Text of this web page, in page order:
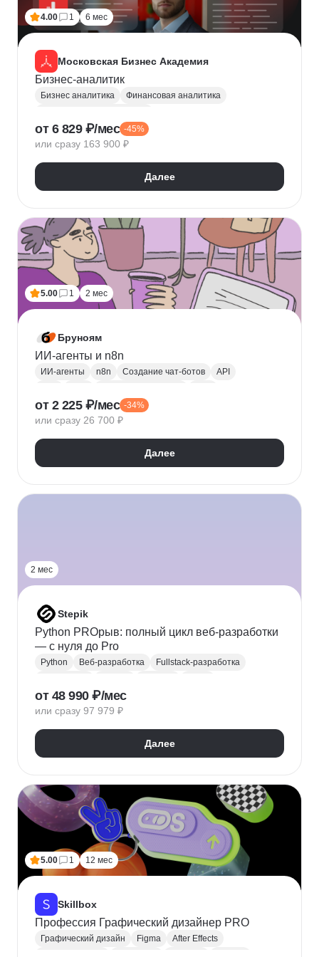
4.00 1 6 мес
Московская Бизнес Академия
Бизнес-аналитик
Бизнес аналитика
Финансовая аналитика
Инвестиционная аналитика
Аналитика для руководителей
Digital маркетинг
Agile
Цифровая трансформация бизнеса
от 6 829 ₽/мес -45%
или сразу 163 900 ₽
Далее
5.00 1 2 мес
Бруноям
ИИ-агенты и n8n
ИИ-агенты n8n Создание чат-ботов
API
Нейронные сети
Искусственный интеллект
от 2 225 ₽/мес -34%
или сразу 26 700 ₽
Далее
2 мес
Stepik
Python PROрыв: полный цикл веб-разработки
— с нуля до Pro
Python Веб-разработка
Fullstack-разработка
Модульное тестирование
SQL
SQLite PostgreSQL
SQLAlchemy
Django
от 48 990 ₽/мес
или сразу 97 979 ₽
Далее
5.00 1 12 мес
Skillbox
Профессия Графический дизайнер PRO
Графический дизайн Figma
After Effects